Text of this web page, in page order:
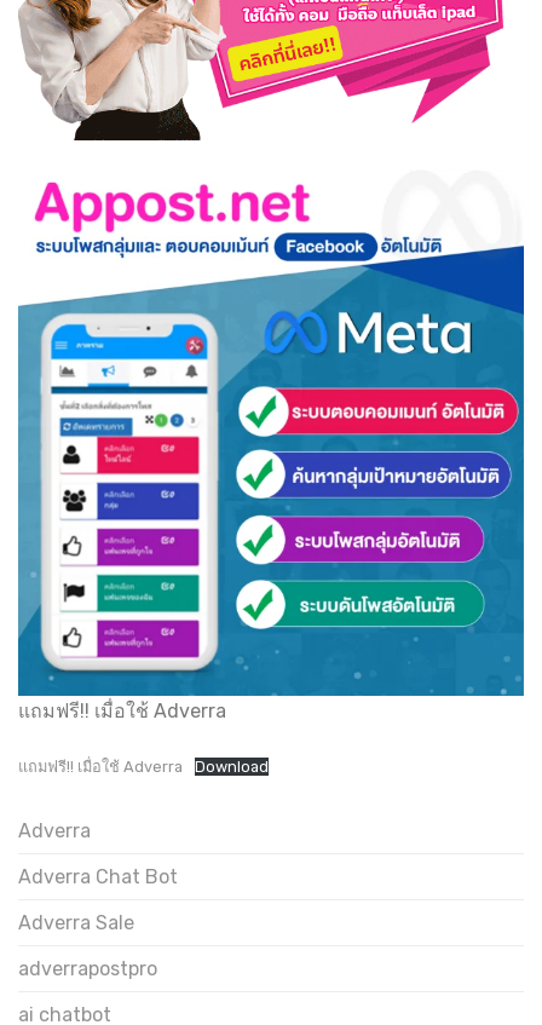
แถมฟรี!! เมื่อใช้ Adverra
แถมฟรี!! เมื่อใช้ Adverra Download
Adverra
Adverra Chat Bot
Adverra Sale
adverrapostpro
ai chatbot